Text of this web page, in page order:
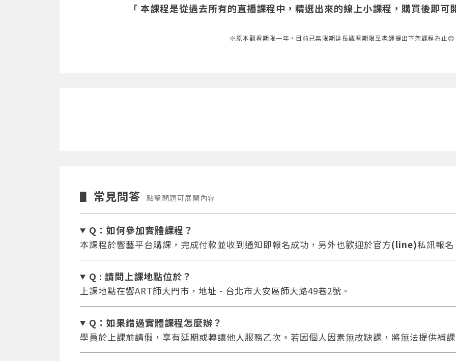
您將收到一封Email，請依照信件中的指示重新登入。
系統偵測到您的帳號重複登入，
點擊下方「確定」將前一位使用者強制登出。
「 本課程是從過去所有的直播課程中，精選出來的線上小課程，購買後即可
※原本觀看期限一年，目前已無限期延長觀看期限至老師提出下架課程為止😊
▋ 常見問答 點擊問題可展開內容
Q：如何參加實體課程？
本課程於響藝平台購課，完成付款並收到通知即報名成功，另外也歡迎於官方(line)私訊報
Q : 請問上課地點位於？
上課地點在響ART師大門市，地址 - 台北市大安區師大路49巷2號。
Q：如果錯過實體課程怎麼辦？
學員於上課前請假，享有延期或轉讓他人服務乙次。若因個人因素無故缺課，將無法提供補